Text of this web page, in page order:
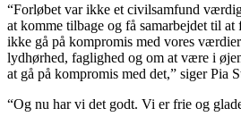
“Forløbet var ikke et civilsamfund
at komme tilbage og få samarbejdet til
ikke gå på kompromis med vores
lydhørhed, faglighed og om at være i
at gå på kompromis med det,” siger Pia
“Og nu har vi det godt. Vi er frie og